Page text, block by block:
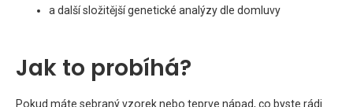
a další složitější genetické analýzy dle domluvy
Jak to probíhá?
Pokud máte sebraný vzorek nebo teprve nápad, co byste rádi